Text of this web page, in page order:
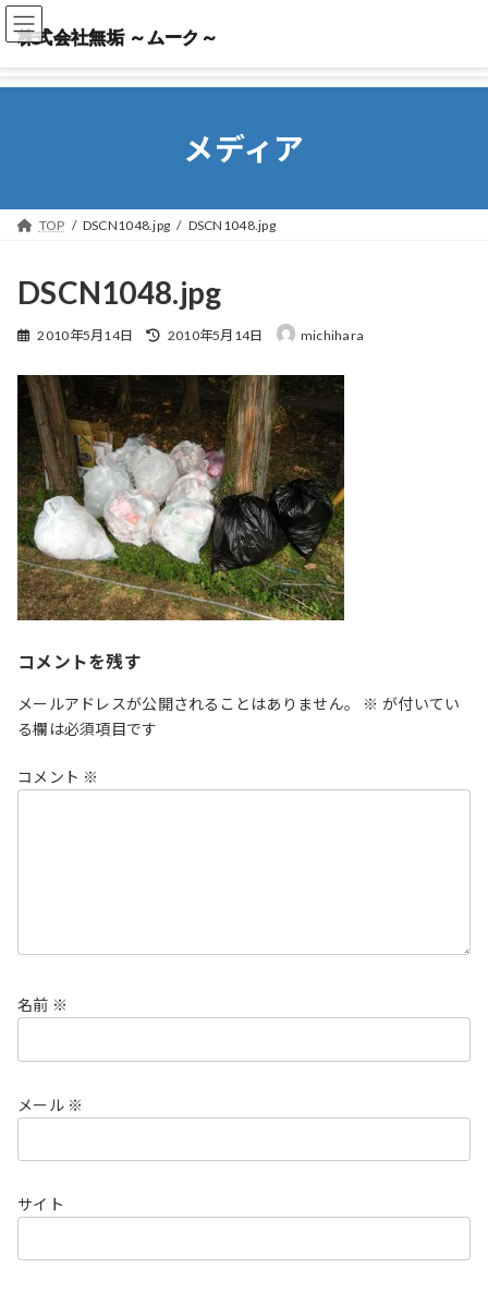
株式会社無垢 ～ムーク～
株式会社無垢 ～ムーク～
メディア
TOP DSCN1048.jpg DSCN1048.jpg
DSCN1048.jpg
2010年5月14日
最
日
時
:
2010年5月14日 michihara
コメントを残す
メールアドレスが公開されることはありません。 ※ が付いてい
る欄は必須項目です
コメント ※
名前 ※
メール ※
サイト